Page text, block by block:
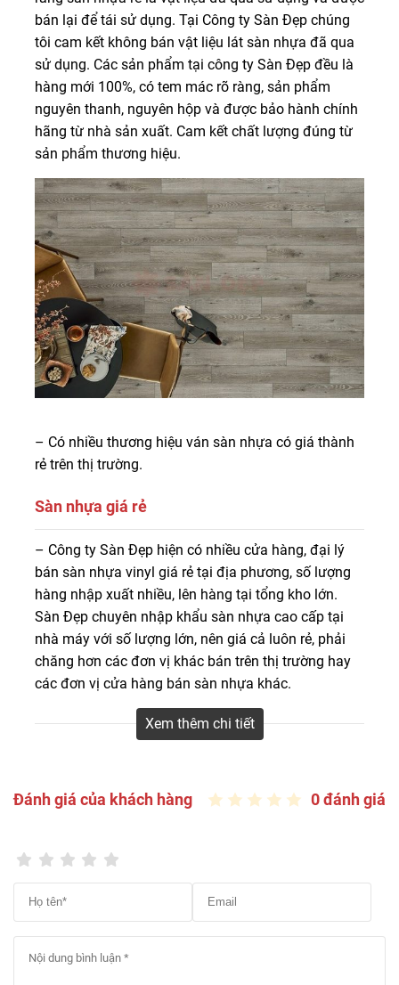
bán lại để tái sử dụng. Tại Công ty Sàn Đẹp chúng
tôi cam kết không bán vật liệu lát sàn nhựa đã qua
sử dụng. Các sản phẩm tại công ty Sàn Đẹp đều là
hàng mới 100%, có tem mác rõ ràng, sản phẩm
nguyên thanh, nguyên hộp và được bảo hành chính
hãng từ nhà sản xuất. Cam kết chất lượng đúng từ
sản phẩm thương hiệu.
– Có nhiều thương hiệu ván sàn nhựa có giá thành
rẻ trên thị trường.
Sàn nhựa giá rẻ
Quý khách hàng đang có nhu cầu mua sàn nhựa giá rẻ,
hãy đến và tham khảo tại Công ty Sàn Đẹp. Tại Sàn Đẹp
chúng tôi có mọi thương hiệu ván sàn nhựa giá rẻ từ giá
thấp nhất đến trung bình và cao cấp. Đến với Sàn Đẹp
chắc chắn sẽ mang lại niềm vui cho bạn.
– Công ty Sàn Đẹp hiện có nhiều cửa hàng, đại lý
bán sàn nhựa vinyl giá rẻ tại địa phương, số lượng
hàng nhập xuất nhiều, lên hàng tại tổng kho lớn.
Sàn Đẹp chuyên nhập khẩu sàn nhựa cao cấp tại
nhà máy với số lượng lớn, nên giá cả luôn rẻ, phải
chăng hơn các đơn vị khác bán trên thị trường hay
các đơn vị cửa hàng bán sàn nhựa khác.
– Sàn Đẹp hàng tháng, hàng năm sẽ có các chương
trình sale sàn nhựa giá sốc, khách hàng thường
– Nhiều thương hiệu sàn nhựa giá rẻ, phong cách
khác nhau được các nhà sản xuất tung ra hàng
thay thế do lỗi mốt.
– Màu sắc sàn nhựa lát sàn không còn hợp thời,
không hợp xu hướng màu sắc hiện nay, khách hàng
ít lựa chọn.
– Khách hàng đặt hàng, mua sản phẩm riêng lẻ, số
Xem thêm chi tiết
Đánh giá của khách hàng 0 đánh giá